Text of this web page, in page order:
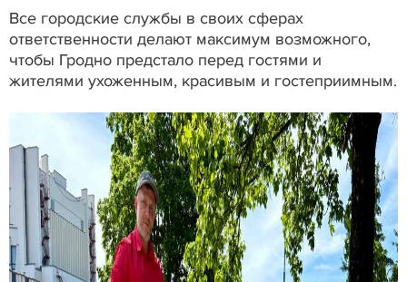
Все городские службы в своих сферах
ответственности делают максимум возможного,
чтобы Гродно предстало перед гостями и
жителями ухоженным, красивым и гостеприимным.